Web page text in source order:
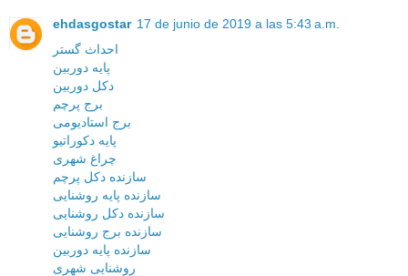
ehdasgostar 17 de junio de 2019 a las 5:43 a.m.
احداث گستر
پایه دوربین
دکل دوربین
برج پرچم
برج استادیومی
پایه دکوراتیو
چراغ شهری
سازنده دکل پرچم
سازنده پایه روشنایی
سازنده دکل روشنایی
سازنده برج روشنایی
سازنده پایه دوربین
روشنایی شهری